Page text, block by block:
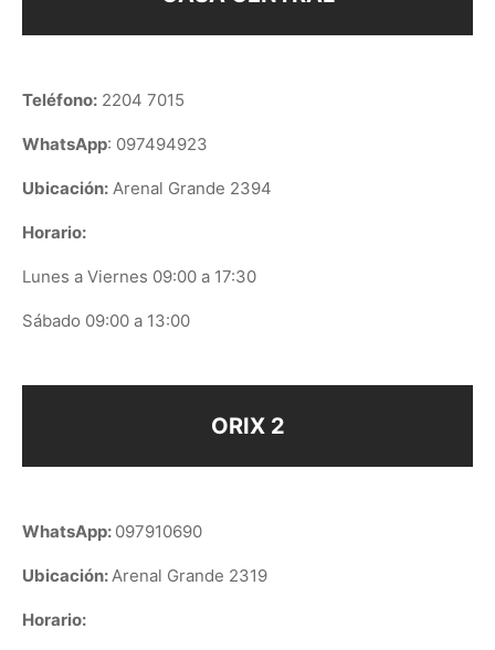
Teléfono: 2204 7015
WhatsApp: 097494923
Ubicación: Arenal Grande 2394
Horario:
Lunes a Viernes 09:00 a 17:30
Sábado 09:00 a 13:00
ORIX 2
WhatsApp: 097910690
Ubicación:Arenal Grande 2319
Horario: